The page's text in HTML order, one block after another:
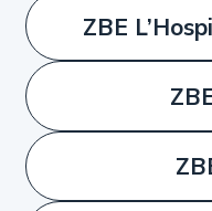
ZBE